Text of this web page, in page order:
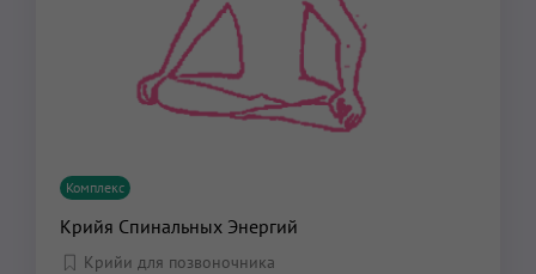
Комплекс
Крийя Спинальных Энергий
Крийи для позвоночника